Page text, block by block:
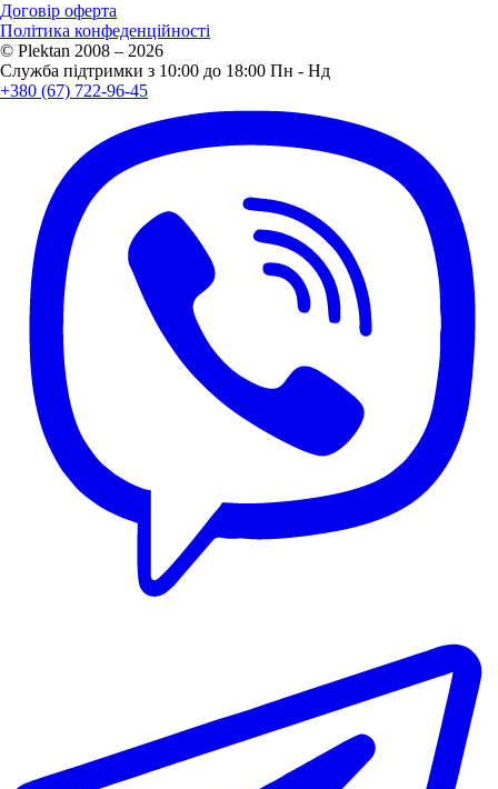
Договір оферта
Політика конфеденційності
© Plektan 2008 – 2026
Служба підтримки з 10:00 до 18:00 Пн - Нд
+380 (67) 722-96-45